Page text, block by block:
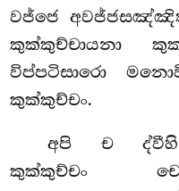
වජ්ජෙ
කුක්කුච්චායනා
විප්පටිසාරො
කුක්කුච්චං.
අපි ච
කුක්කුච්චං